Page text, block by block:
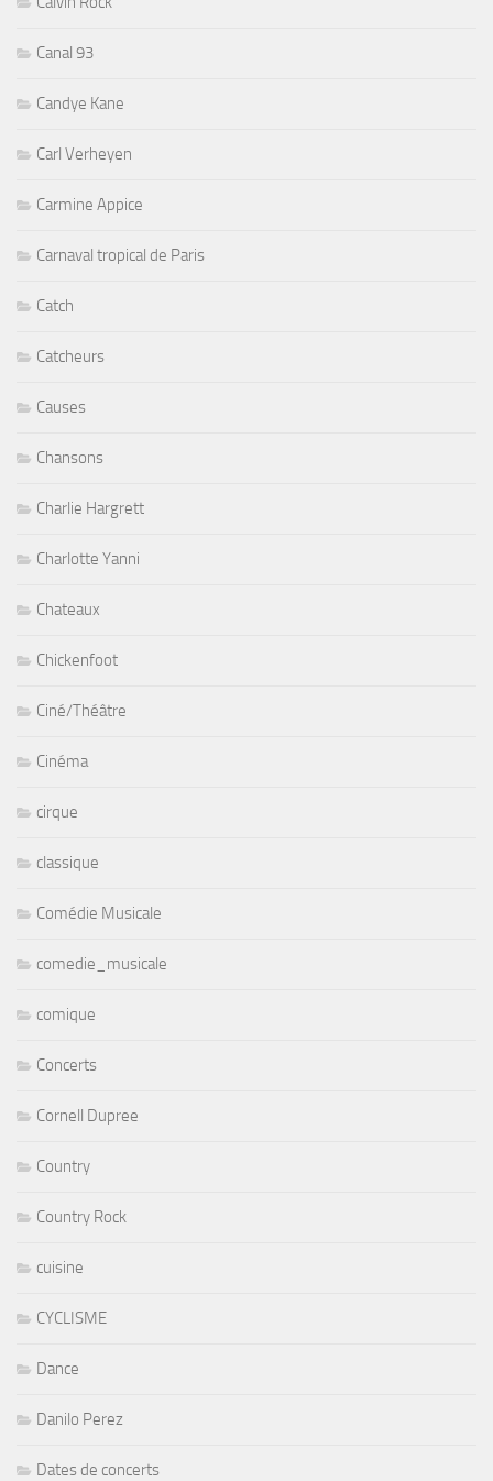
Canal 93
Candye Kane
Carl Verheyen
Carmine Appice
Carnaval tropical de Paris
Catch
Catcheurs
Causes
Chansons
Charlie Hargrett
Charlotte Yanni
Chateaux
Chickenfoot
Ciné/Théâtre
Cinéma
cirque
classique
Comédie Musicale
comedie_musicale
comique
Concerts
Cornell Dupree
Country
Country Rock
cuisine
CYCLISME
Dance
Danilo Perez
Dates de concerts